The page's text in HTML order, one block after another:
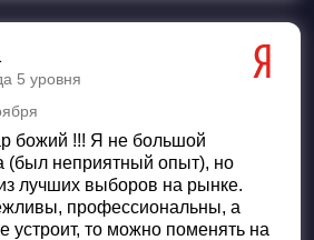
5 уровня
5
божий !!! Я не большой
(был неприятный опыт), но
лучших выборов на рынке.
профессиональны, а
устроит, то можно поменять на